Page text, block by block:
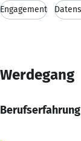
Engagement
Werdegang